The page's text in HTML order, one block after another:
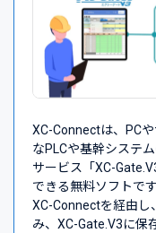
XC-Connectは、PC
なPLCや基幹システ
サービス「XC-
できる無料ソフトです
XC-Connectを経由し
み、XC-Gate.V3に保